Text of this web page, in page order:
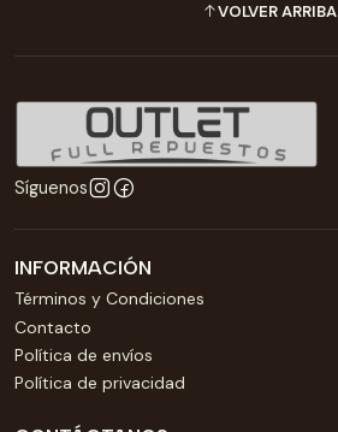
VOLVER ARRIBA
Síguenos
INFORMACIÓN
Términos y Condiciones
Contacto
Política de envíos
Política de privacidad